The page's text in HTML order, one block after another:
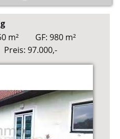
m²
GF: 980 m²
Preis: 97.000,-